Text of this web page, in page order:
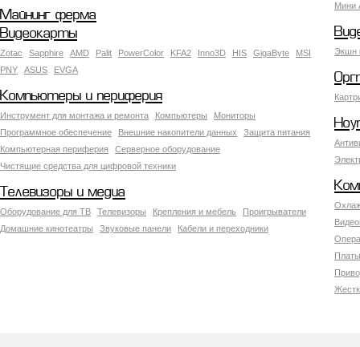
Мини
Майнинг ферма
Экшн
Видеокарты
Zotac Sapphire AMD Palit PowerColor KFA2 Inno3D HIS GigaByte
MSI
PNY
ASUS EVGA
Компьютеры и периферия
Инструмент для монтажа и ремонта Компьютеры
Мониторы
Программное обеспечение
Внешние накопители данных
Защита питания
Компьютерная периферия
Серверное оборудование
Чистящие средства для цифровой техники
Телевизоры и медиа
Оборудование для ТВ Телевизоры Крепления и мебель
Проигрыватели
Домашние кинотеатры
Звуковые панели Кабели и переходники